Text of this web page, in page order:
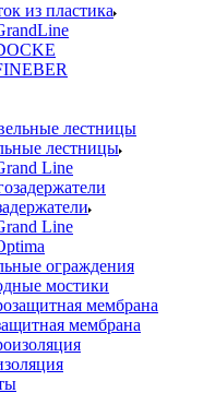
из пластика
лестницы
Line
Line
ограждения
мостики
мембрана